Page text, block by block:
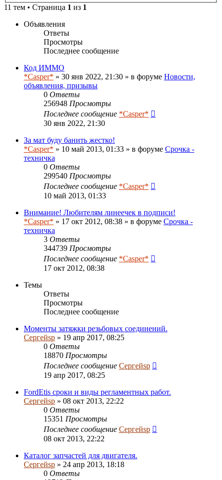
11 тем • Страница 1 из 1
Объявления
Ответы
Просмотры
Последнее сообщение
Код ИММО
*Casper* » 30 янв 2022, 21:30 » в форуме Новости,
объявления, призывы
0 Ответы
256948 Просмотры
Последнее сообщение *Casper*
30 янв 2022, 21:30
За мат буду банить жестко!
*Casper* » 10 май 2013, 01:33 » в форуме Срочка -
техничка
0 Ответы
299540 Просмотры
Последнее сообщение *Casper*
10 май 2013, 01:33
Внимание! Любителям линеечек в подписи!
*Casper* » 17 окт 2012, 08:38 » в форуме Срочка -
техничка
3 Ответы
344739 Просмотры
Последнее сообщение *Casper*
17 окт 2012, 08:38
Темы
Ответы
Просмотры
Последнее сообщение
Моменты затяжки резьбовых соединений.
Сергейsp » 19 апр 2017, 08:25
0 Ответы
18870 Просмотры
Последнее сообщение Сергейsp
19 апр 2017, 08:25
FordEtis сроки и виды регламентных работ.
Сергейsp » 08 окт 2013, 22:22
0 Ответы
15351 Просмотры
Последнее сообщение Сергейsp
08 окт 2013, 22:22
Каталог запчастей для двигателя.
Сергейsp » 24 апр 2013, 18:18
0 Ответы